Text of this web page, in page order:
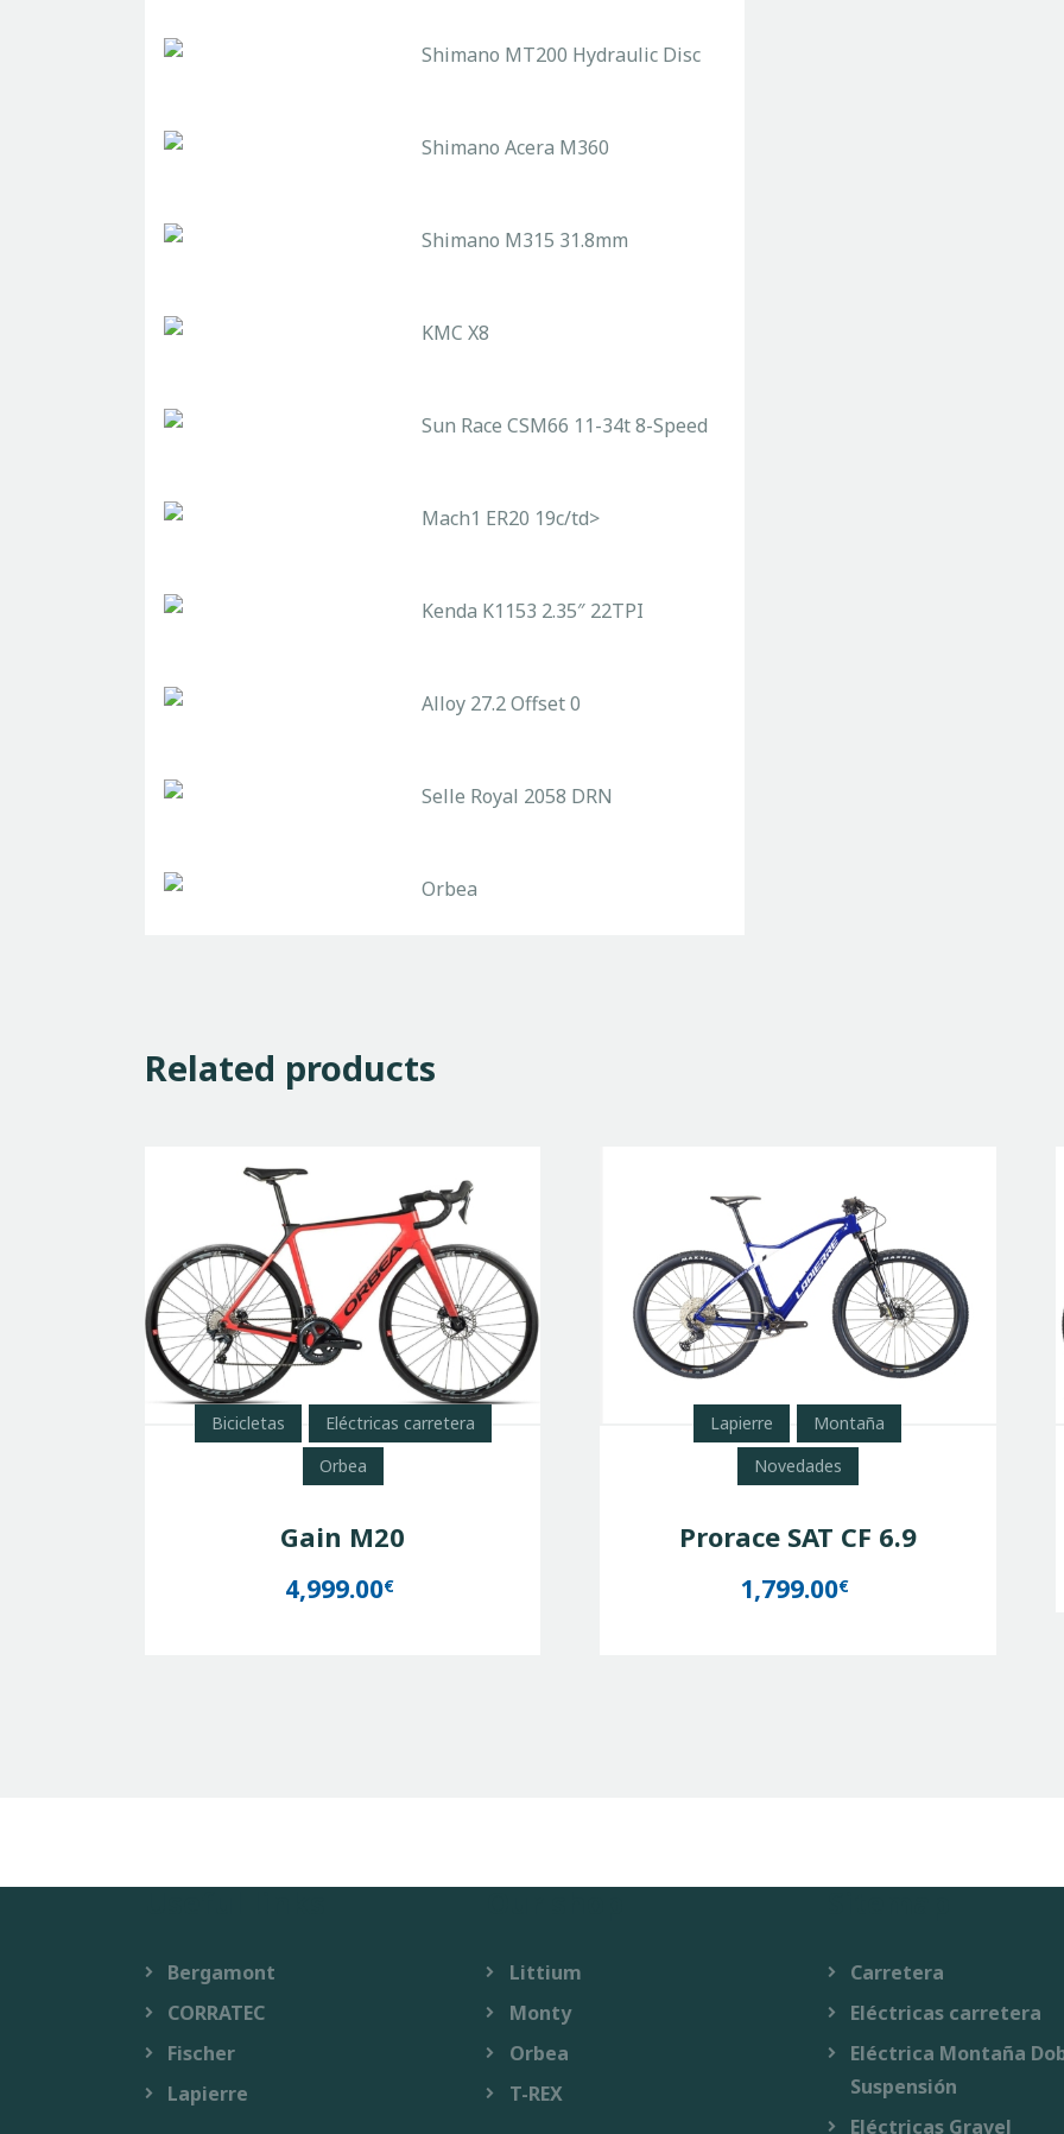
Shimano MT200 Hydraulic Disc
Shimano Acera M360
Shimano M315 31.8mm
KMC X8
Sun Race CSM66 11-34t 8-Speed
Mach1 ER20 19c/td>
Kenda K1153 2.35″ 22TPI
Alloy 27.2 Offset 0
Selle Royal 2058 DRN
Orbea
Related products
Bicicletas
Eléctricas carretera
Orbea
Gain M20
4,999.00€
Lapierre
Montaña
Novedades
Prorace SAT CF 6.9
1,799.00€
Bergamont
CORRATEC
Fischer
Lapierre
Littium
Monty
Orbea
T-REX
Carretera
Eléctricas carretera
Eléctrica Montaña
Suspensión
Eléctricas Gravel